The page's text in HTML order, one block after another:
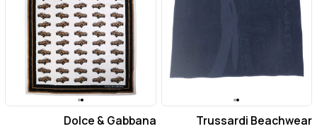
Trussardi Beachwear
Dolce & Gabbana